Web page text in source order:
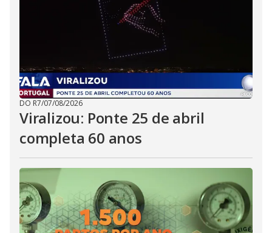
DO R7/07/08/2026
Viralizou: Ponte 25 de abril
completa 60 anos